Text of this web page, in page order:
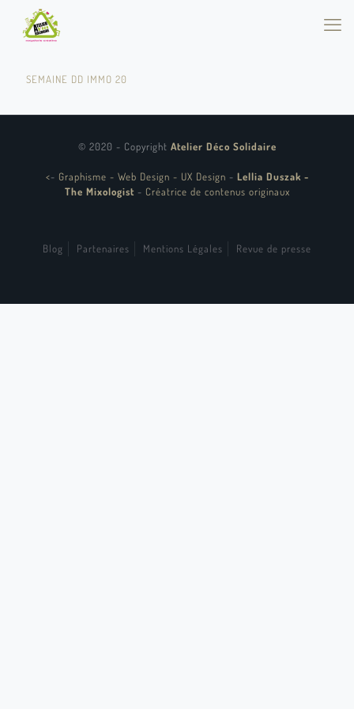
SEMAINE DD IMMO 20
© 2020 - Copyright Atelier Déco Solidaire
<- Graphisme - Web Design - UX Design - Lellia Duszak -
The Mixologist - Créatrice de contenus originaux
Blog Partenaires Mentions Légales Revue de presse